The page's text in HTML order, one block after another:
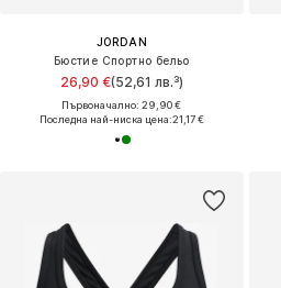
JORDAN
Бюстие Спортно бельо
26,90 €(52,61 лв.³)
Първоначално: 29,90 €
Последна най-ниска цена:21,17 €